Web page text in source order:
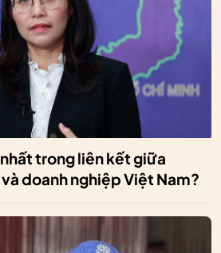
trong liên kết giữa
doanh nghiệp Việt Nam?